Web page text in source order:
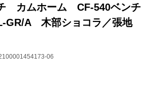
カムホーム CF-540ベンチ
GR/A 木部ショコラ／張地
06